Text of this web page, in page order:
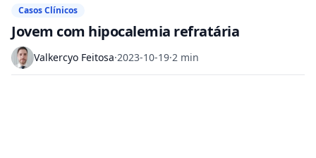
Casos Clínicos
Jovem com hipocalemia refratária
Valkercyo Feitosa·2023-10-19·2 min